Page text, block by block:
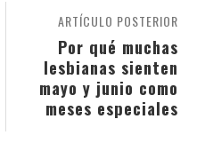
ARTÍCULO POSTERIOR
Por qué muchas
lesbianas sienten
mayo y junio como
meses especiales